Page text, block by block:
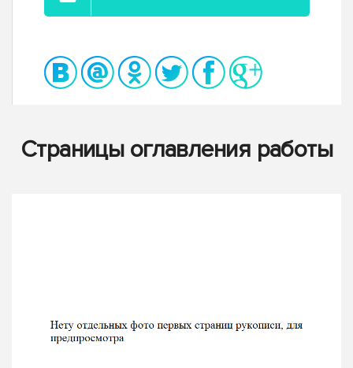
Страницы оглавления работы